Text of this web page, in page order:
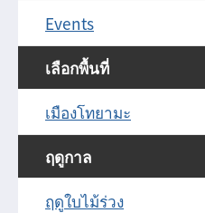
Events
เลือกพื้นที่
เมืองโทยามะ
ฤดูกาล
ฤดูใบไม้ร่วง